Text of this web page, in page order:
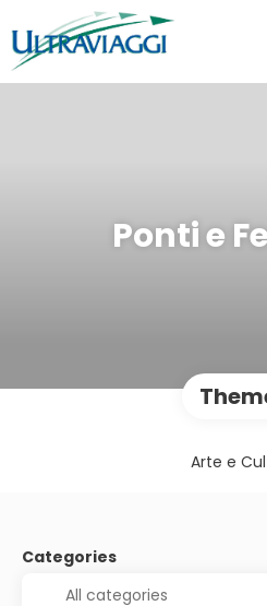
Ponti e
Arte e
Categories